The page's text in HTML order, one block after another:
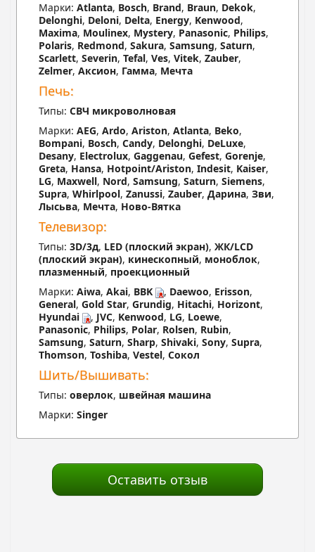
Марки: Atlanta, Bosch, Brand, Braun, Dekok,
Delonghi, Deloni, Delta, Energy, Kenwood,
Maxima, Moulinex, Mystery, Panasonic, Philips,
Polaris, Redmond, Sakura, Samsung, Saturn,
Scarlett, Severin, Tefal, Ves, Vitek, Zauber,
Zelmer, Аксион, Гамма, Мечта
Печь:
Типы: СВЧ микроволновая
Марки: AEG, Ardo, Ariston, Atlanta, Beko,
Bompani, Bosch, Candy, Delonghi, DeLuxe,
Desany, Electrolux, Gaggenau, Gefest, Gorenje,
Greta, Hansa, Hotpoint/Ariston, Indesit, Kaiser,
LG, Maxwell, Nord, Samsung, Saturn, Siemens,
Supra, Whirlpool, Zanussi, Zauber, Дарина, Зви,
Лысьва, Мечта, Ново-Вятка
Телевизор:
Типы: 3D/3д, LED (плоский экран), ЖК/LCD
(плоский экран), кинескопный, моноблок,
плазменный, проекционный
Марки: Aiwa, Akai, BBK , Daewoo, Erisson,
General, Gold Star, Grundig, Hitachi, Horizont,
Hyundai
, JVC, Kenwood, LG, Loewe,
Panasonic, Philips, Polar, Rolsen, Rubin,
Samsung, Saturn, Sharp, Shivaki, Sony, Supra,
Thomson, Toshiba, Vestel, Сокол
Шить/Вышивать:
Типы: оверлок, швейная машина
Марки: Singer
Оставить отзыв